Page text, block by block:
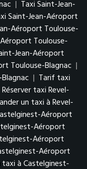
| Taxi Saint-Jean-
Saint-Jean-Aéroport
Aéroport Toulouse-
Toulouse-
Jean-Aéroport
Toulouse-Blagnac |
| Tarif taxi
Réserver taxi Revel-
un taxi à Revel-
Aéroport
Aéroport
Aéroport
Aéroport
à Castelginest-